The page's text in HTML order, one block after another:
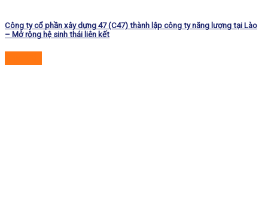
Công ty cổ phần xây dựng 47 (C47) thành lập công ty năng lượng tại Lào
– Mở rộng hệ sinh thái liên kết